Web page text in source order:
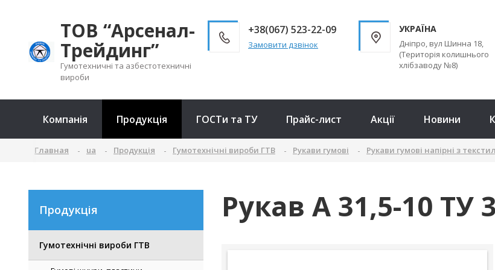
ТОВ “Арсенал-
Трейдинг”
Гумотехничні та азбестотехничні
вироби
+38(067) 523-22-09
Замовити дзвінок
УКРАЇНА
Дніпро, вул Шинна 18,
(Територія колишнього
хлібзаводу №8)
Компанія Продукція ГОСТи та ТУ Прайс-лист Акції Новини
Главная ua Продукція Гумотехнічні вироби ГТВ Рукави гумові Рукави гумові напірні з
Продукція
Гумотехнічні вироби ГТВ
Рукав А 31,5-10 ТУ